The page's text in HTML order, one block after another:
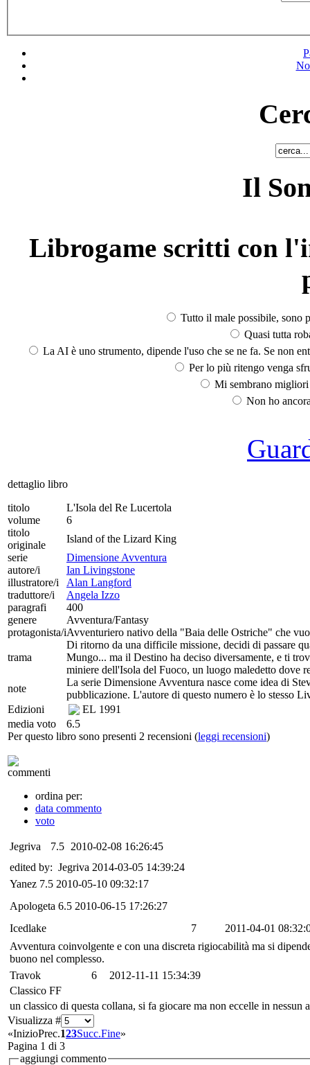
Il
Librogame scritti con
Tutto il male possibile, sono
Quasi tutta
La AI è uno strumento, dipende l'uso che se ne fa. Se non
Per lo più ritengo venga
Mi sembrano
Non ho
dettaglio libro
titolo
L'Isola del Re Lucertola
volume
6
titolo
originale
Island of the Lizard King
serie
Dimensione Avventura
autore/i
Ian Livingstone
illustratore/i
Alan Langford
traduttore/i
Angela Izzo
paragrafi
400
genere
Avventura/Fantasy
protagonista/iAvventuriero nativo della "Baia delle Ostriche" che
trama
Di ritorno da una difficile missione, decidi di passare
Mungo... ma il Destino ha deciso diversamente, e ti
miniere dell'Isola del Fuoco, un luogo maledetto dove
note
La serie Dimensione Avventura nasce come idea di
pubblicazione. L'autore di questo numero è lo stesso
Edizioni
EL 1991
media voto
6.5
Per questo libro sono presenti 2 recensioni (leggi recensioni)
commenti
ordina per:
data commento
voto
Jegriva 7.5 2010-02-08 16:26:45
edited by: Jegriva 2014-03-05 14:39:24
Yanez 7.5 2010-05-10 09:32:17
Apologeta 6.5 2010-06-15 17:26:27
Icedlake
7
2011-04-01
Avventura coinvolgente e con una discreta rigiocabilità ma si
buono nel complesso.
Travok
6
2012-11-11 15:34:39
Classico FF
un classico di questa collana, si fa giocare ma non eccelle in nessun
Visualizza #
«InizioPrec.123Succ.Fine»
Pagina 1 di 3
aggiungi commento